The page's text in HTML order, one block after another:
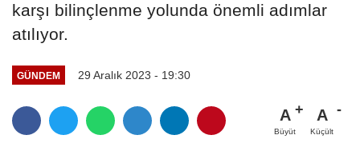
karşı bilinçlenme yolunda önemli adımlar
atılıyor.
GÜNDEM 29 Aralık 2023 - 19:30
A
Büyüt
A
Küçült